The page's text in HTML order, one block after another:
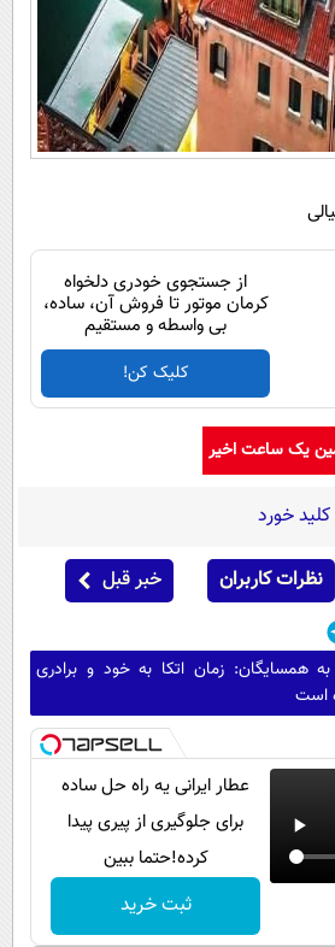
از جستجوی خودری دلخواه
کرمان موتور تا فروش آن، ساده،
بی واسطه و مستقیم
کلیک کن!
یک ساعت اخیر
کلید خورد
نظرات کاربران خبر قبل
همسایگان: زمان اتکا به خود و برادری
است
عطار ایرانی یه راه حل ساده
برای جلوگیری از پیری پیدا
کرده!حتما ببین
ثبت خرید